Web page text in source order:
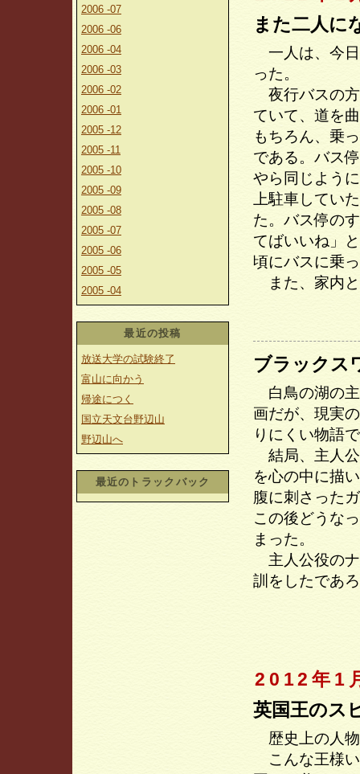
2006 -07
2006 -06
2006 -04
2006 -03
2006 -02
2006 -01
2005 -12
2005 -11
2005 -10
2005 -09
2005 -08
2005 -07
2005 -06
2005 -05
2005 -04
最近の投稿
放送大学の試験終了
富山に向かう
帰途につく
国立天文台野辺山
野辺山へ
最近のトラックバック
また二人に
一人は、今日
った。
夜行バスの方
ていて、道を
もちろん、乗
である。バス
やら同じよう
上駐車してい
た。バス停の
てばいいね」
頃にバスに乗
また、家内
ブラックス
白鳥の湖の主
画だが、現実
りにくい物語
結局、主人公
を心の中に描
腹に刺さった
この後どうな
まった。
主人公役のナ
訓をしたであ
2012年1
英国王のス
歴史上の人
こんな王様い